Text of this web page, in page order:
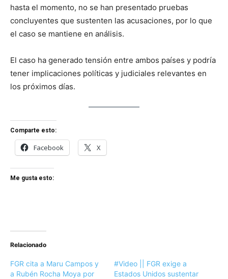
hasta el momento, no se han presentado pruebas
concluyentes que sustenten las acusaciones, por lo que
el caso se mantiene en análisis.
El caso ha generado tensión entre ambos países y podría
tener implicaciones políticas y judiciales relevantes en
los próximos días.
Comparte esto:
Facebook X
Me gusta esto:
Relacionado
FGR cita a Maru Campos y
a Rubén Rocha Moya por
#Video || FGR exige a
Estados Unidos sustentar